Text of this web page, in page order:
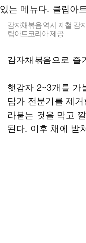
감자채볶음 역시 제철 감
립아트코리아 제공
감자채볶음으로 즐
햇감자 2~3개를 가
담가 전분기를 제
라붙는 것을 막고
된다. 이후 채에 받